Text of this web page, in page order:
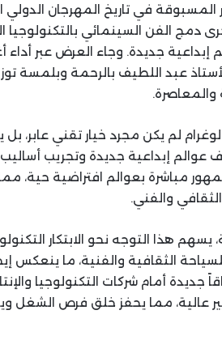
في تاريخ المهرجان الدولي
دمج الفن السينمائي
إبداعية جديدة. وجاء العرض عبر أداء
عبد اللطيف بالرحمة وبلمسة
والمعاصرة.
لم يكن مجرد خيار تقني عابر،
إبداعية جديدة وتجريب
مباشرة بعوالم افتراضية حية،
والفني.
يسهم هذا التوجه نحو الابتكار
الثقافية والفنية، ما ينعكس
جديدة أمام شركات التكنولوجيا
عالية، مما يحفز خلق فرص الشغل